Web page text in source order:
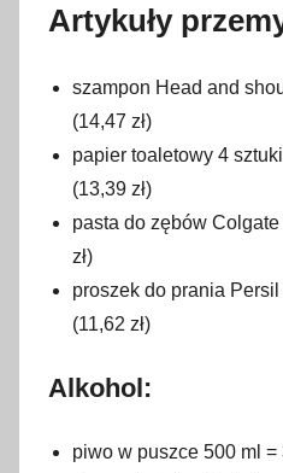
Artykuły
szampon Head and
(14,47 zł)
papier toaletowy 4
(13,39 zł)
pasta do zębów
zł)
proszek do prania
(11,62 zł)
Alkohol:
piwo w puszce 500 ml =